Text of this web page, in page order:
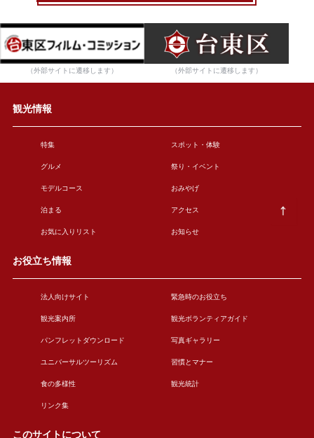
（外部サイトに遷移します） （外部サイトに遷移します）
観光情報
特集 スポット・体験
グルメ 祭り・イベント
モデルコース おみやげ
泊まる アクセス
お気に入りリスト お知らせ
お役立ち情報
法人向けサイト 緊急時のお役立ち
観光案内所 観光ボランティアガイド
パンフレットダウンロード 写真ギャラリー
ユニバーサルツーリズム 習慣とマナー
食の多様性 観光統計
リンク集
このサイトについて